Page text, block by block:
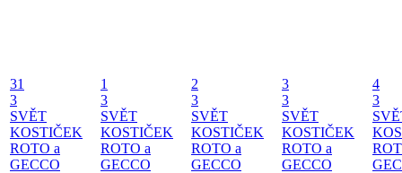
31
3
SVĚT
KOSTIČEK
ROTO a
GECCO
1
3
SVĚT
KOSTIČEK
ROTO a
GECCO
2
3
SVĚT
KOSTIČEK
ROTO a
GECCO
3
3
SVĚT
KOSTIČEK
ROTO a
GECCO
4
3